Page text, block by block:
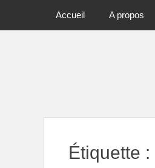
Primary Menu
Accueil A propos
Étiquette :